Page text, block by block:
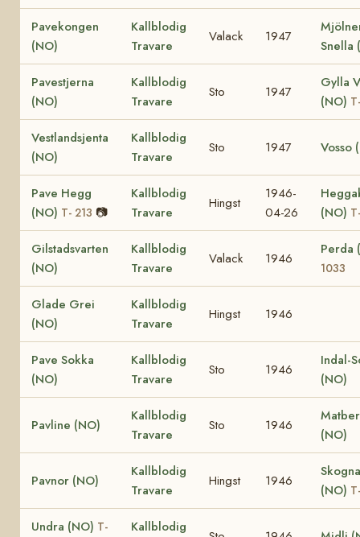
Pavekongen
(NO)
Kallblodig
Travare
Valack 1947
Snella
Pavestjerna
(NO)
Kallblodig
Travare
Sto 1947
Gylla
(NO)
Vestlandsjenta
(NO)
Kallblodig
Travare
Sto 1947 Vosso
Pave Hegg
(NO) T- 213 📷
Kallblodig
Travare
Hingst
1946-
04-26
(NO)
Gilstadsvarten
(NO)
Kallblodig
Travare
Valack 1946
Perda
1033
Glade Grei
(NO)
Kallblodig
Travare
Hingst 1946
Pave Sokka
(NO)
Kallblodig
Travare
Sto 1946
Indal-
(NO)
Pavline (NO)
Kallblodig
Travare
Sto 1946
(NO)
Pavnor (NO)
Kallblodig
Travare
Hingst 1946
(NO)
Undra (NO) T-
Kallblodig